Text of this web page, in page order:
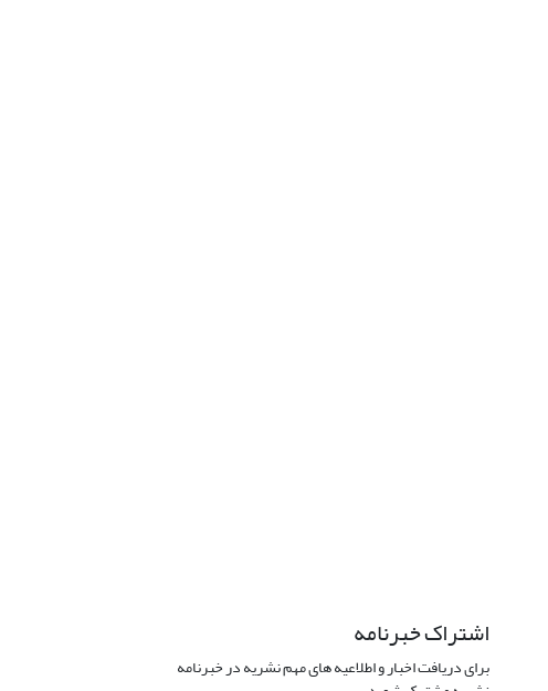
اشتراک خبرنامه
برای دریافت اخبار و اطلاعیه های مهم نشریه در خبرنامه